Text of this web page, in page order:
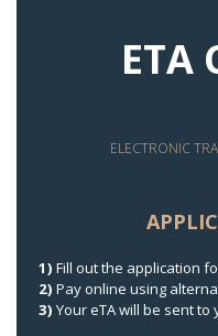
ETA
ELECTRONIC
1) Fill out the application
2) Pay online using
3) Your eTA will be sent to